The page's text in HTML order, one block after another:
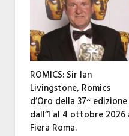
ROMICS: Sir Ian
Livingstone, Romics
d’Oro della 37^ edizione
dall’1 al 4 ottobre 2026
Fiera Roma.